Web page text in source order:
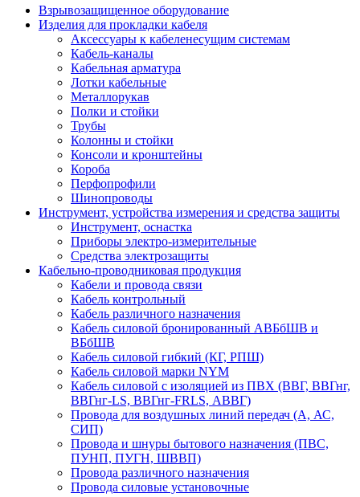
Взрывозащищенное оборудование
Изделия для прокладки кабеля
Аксессуары к кабеленесущим системам
Кабель-каналы
Кабельная арматура
Лотки кабельные
Металлорукав
Полки и стойки
Трубы
Колонны и стойки
Консоли и кронштейны
Короба
Перфопрофили
Шинопроводы
Инструмент, устройства измерения и средства защиты
Инструмент, оснастка
Приборы электро-измерительные
Средства электрозащиты
Кабельно-проводниковая продукция
Кабели и провода связи
Кабель контрольный
Кабель различного назначения
Кабель силовой бронированный АВБбШВ и
ВБбШВ
Кабель силовой гибкий (КГ, РПШ)
Кабель силовой марки NYM
Кабель силовой с изоляцией из ПВХ (ВВГ, ВВГнг,
ВВГнг-LS, ВВГнг-FRLS, АВВГ)
Провода для воздушных линий передач (А, АС,
СИП)
Провода и шнуры бытового назначения (ПВС,
ПУНП, ПУГН, ШВВП)
Провода различного назначения
Провода силовые установочные